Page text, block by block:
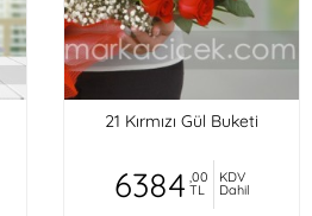
21 Kırmızı Gül Buketi
6384 ,00
TL
KDV
Dahil